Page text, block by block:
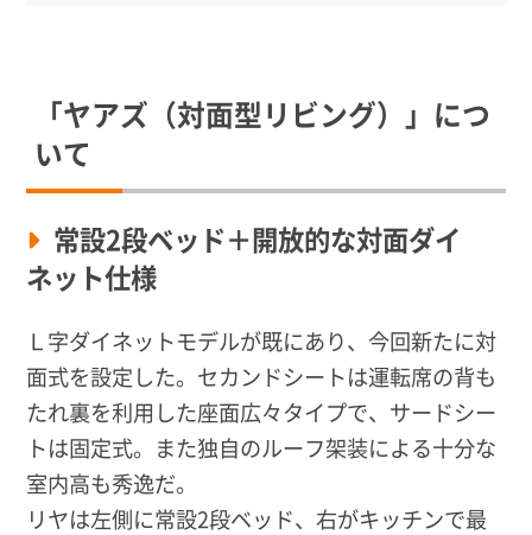
「ヤアズ（対面型リビング）」につ
いて
常設2段ベッド＋開放的な対面ダイ
ネット仕様
Ｌ字ダイネットモデルが既にあり、今回新たに対
面式を設定した。セカンドシートは運転席の背も
たれ裏を利用した座面広々タイプで、サードシー
トは固定式。また独自のルーフ架装による十分な
室内高も秀逸だ。
リヤは左側に常設2段ベッド、右がキッチンで最